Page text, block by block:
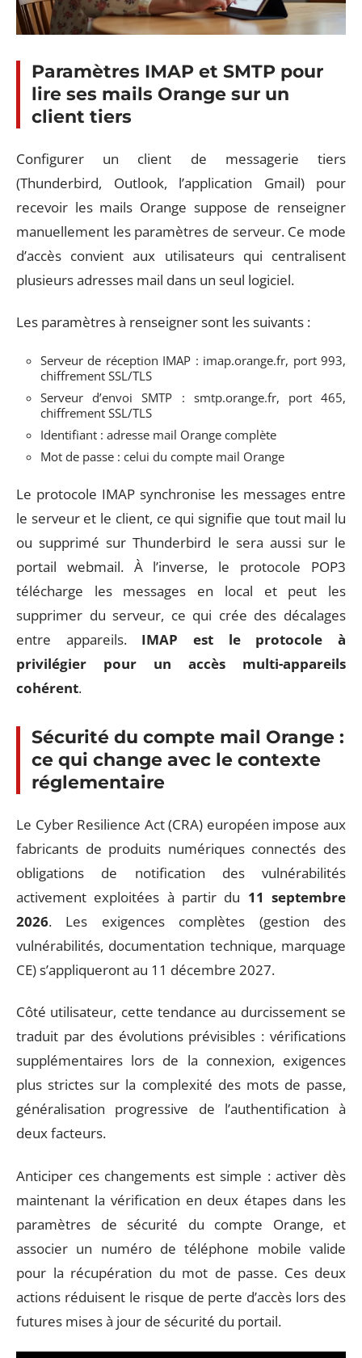
Paramètres IMAP et SMTP pour
lire ses mails Orange sur un
client tiers
Configurer un client de messagerie tiers
(Thunderbird, Outlook, l’application Gmail) pour
recevoir les mails Orange suppose de renseigner
manuellement les paramètres de serveur. Ce mode
d’accès convient aux utilisateurs qui centralisent
plusieurs adresses mail dans un seul logiciel.
Les paramètres à renseigner sont les suivants :
Serveur de réception IMAP : imap.orange.fr, port 993,
chiffrement SSL/TLS
Serveur d’envoi SMTP : smtp.orange.fr, port 465,
chiffrement SSL/TLS
Identifiant : adresse mail Orange complète
Mot de passe : celui du compte mail Orange
Le protocole IMAP synchronise les messages entre
le serveur et le client, ce qui signifie que tout mail lu
ou supprimé sur Thunderbird le sera aussi sur le
portail webmail. À l’inverse, le protocole POP3
télécharge les messages en local et peut les
supprimer du serveur, ce qui crée des décalages
entre appareils. IMAP est le protocole à
privilégier pour un accès multi-appareils
cohérent.
Sécurité du compte mail Orange :
ce qui change avec le contexte
réglementaire
Le Cyber Resilience Act (CRA) européen impose aux
fabricants de produits numériques connectés des
obligations de notification des vulnérabilités
activement exploitées à partir du 11 septembre
2026. Les exigences complètes (gestion des
vulnérabilités, documentation technique, marquage
CE) s’appliqueront au 11 décembre 2027.
Côté utilisateur, cette tendance au durcissement se
traduit par des évolutions prévisibles : vérifications
supplémentaires lors de la connexion, exigences
plus strictes sur la complexité des mots de passe,
généralisation progressive de l’authentification à
deux facteurs.
Anticiper ces changements est simple : activer dès
maintenant la vérification en deux étapes dans les
paramètres de sécurité du compte Orange, et
associer un numéro de téléphone mobile valide
pour la récupération du mot de passe. Ces deux
actions réduisent le risque de perte d’accès lors des
futures mises à jour de sécurité du portail.